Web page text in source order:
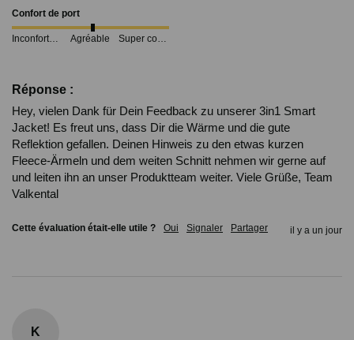
Confort de port
Agréable
Réponse :
Hey, vielen Dank für Dein Feedback zu unserer 3in1 Smart
Jacket! Es freut uns, dass Dir die Wärme und die gute
Reflektion gefallen. Deinen Hinweis zu den etwas kurzen
Fleece-Ärmeln und dem weiten Schnitt nehmen wir gerne auf
und leiten ihn an unser Produktteam weiter. Viele Grüße, Team
Valkental
Cette évaluation était-elle utile ? Oui Signaler Partager il y a un jour
K